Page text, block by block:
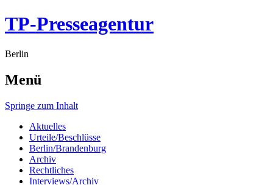
TP-Presseagentur
Berlin
Menü
Springe zum Inhalt
Aktuelles
Urteile/Beschlüsse
Berlin/Brandenburg
Archiv
Rechtliches
Interviews/Archiv